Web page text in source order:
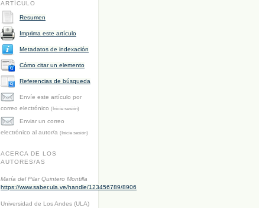
ARTÍCULO
Resumen
Imprima este artículo
Metadatos de indexación
Cómo citar un elemento
Referencias de búsqueda
Envíe este artículo por
correo electrónico (Inicie sesión)
Enviar un correo
electrónico al autor/a (Inicie sesión)
ACERCA DE LOS
AUTORES/AS
María del Pilar Quintero Montilla
https://www.saber.ula.ve/handle/123456789/8906
Universidad de Los Andes (ULA)